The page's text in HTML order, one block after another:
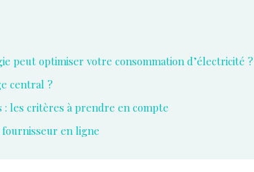
peut optimiser votre consommation d’électricité ?
central ?
: les critères à prendre en compte
en ligne